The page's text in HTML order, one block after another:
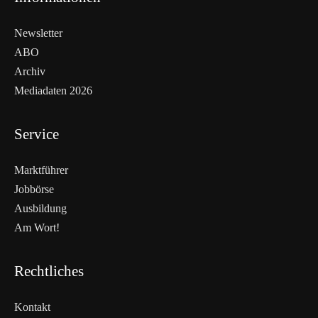
Newsletter
ABO
Archiv
Mediadaten 2026
Service
Marktführer
Jobbörse
Ausbildung
Am Wort!
Rechtliches
Kontakt